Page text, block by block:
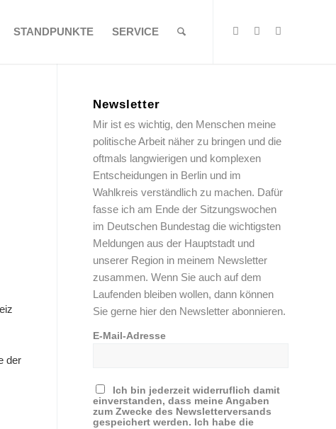
STANDPUNKTE SERVICE
der
Newsletter
Mir ist es wichtig, den Menschen meine
politische Arbeit näher zu bringen und die
oftmals langwierigen und komplexen
Entscheidungen in Berlin und im
Wahlkreis verständlich zu machen. Dafür
fasse ich am Ende der Sitzungswochen
im Deutschen Bundestag die wichtigsten
Meldungen aus der Hauptstadt und
unserer Region in meinem Newsletter
zusammen. Wenn Sie auch auf dem
Laufenden bleiben wollen, dann können
Sie gerne hier den Newsletter abonnieren.
E-Mail-Adresse
Ich bin jederzeit widerruflich damit
einverstanden, dass meine Angaben
zum Zwecke des Newsletterversands
gespeichert werden. Ich habe die